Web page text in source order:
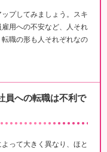
プしてみましょう。スキ
用への不安など、人それ
職の形も人それぞれなの
員への転職は不利で
って大きく異なり、ほと